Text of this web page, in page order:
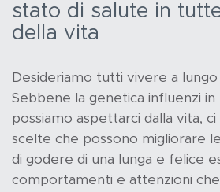
stato di salute in
della vita
Desideriamo tutti vivere a lungo
Sebbene la genetica influenzi
possiamo aspettarci dalla vita,
scelte che possono migliorare
di godere di una lunga e felice
comportamenti e attenzioni che